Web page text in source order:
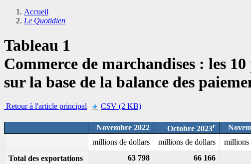
Accueil
Le Quotidien
Tableau 1
Commerce de marchandises : les
sur la base de la balance des
Retour à l'article principal CSV (2 KB)
Novembre 2022 Octobre 2023r
millions de dollars
millions de dollars millions
Total des exportations
63 798 66 166